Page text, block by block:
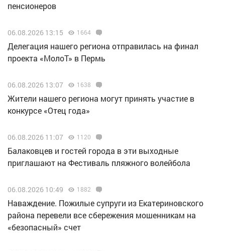
пенсионеров
06.08.2026 13:15 1664
Делегация нашего региона отправилась на финал
проекта «МолоТ» в Пермь
06.08.2026 13:07 1638
Жители нашего региона могут принять участие в
конкурсе «Отец года»
06.08.2026 11:07 1120
Балаковцев и гостей города в эти выходные
приглашают на Фестиваль пляжного волейбола
06.08.2026 10:49 1882
Наваждение. Пожилые супруги из Екатериновского
района перевели все сбережения мошенникам на
«безопасный» счет